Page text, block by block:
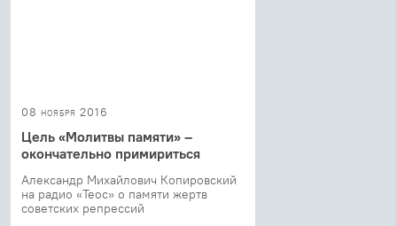
08 ноября 2016
Цель «Молитвы памяти» –
окончательно примириться
Александр Михайлович Копировский
на радио «Теос» о памяти жертв
советских репрессий